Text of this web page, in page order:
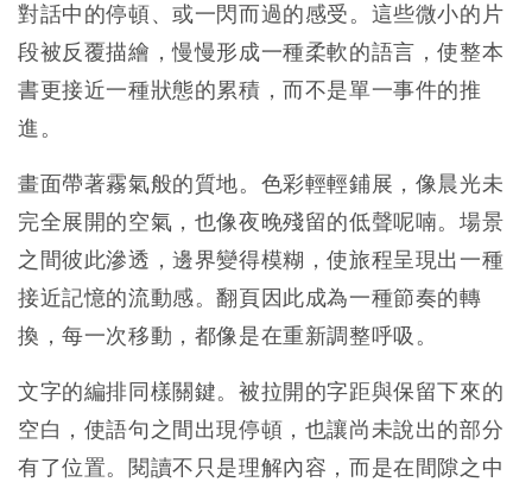
對話中的停頓、或一閃而過的感受。這些微小的片
段被反覆描繪，慢慢形成一種柔軟的語言，使整本
書更接近一種狀態的累積，而不是單一事件的推
進。
畫面帶著霧氣般的質地。色彩輕輕鋪展，像晨光未
完全展開的空氣，也像夜晚殘留的低聲呢喃。場景
之間彼此滲透，邊界變得模糊，使旅程呈現出一種
接近記憶的流動感。翻頁因此成為一種節奏的轉
換，每一次移動，都像是在重新調整呼吸。
文字的編排同樣關鍵。被拉開的字距與保留下來的
空白，使語句之間出現停頓，也讓尚未說出的部分
有了位置。閱讀不只是理解內容，而是在間隙之中